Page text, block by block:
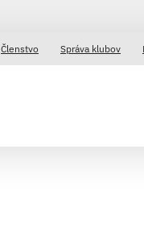
Členstvo Správa klubov